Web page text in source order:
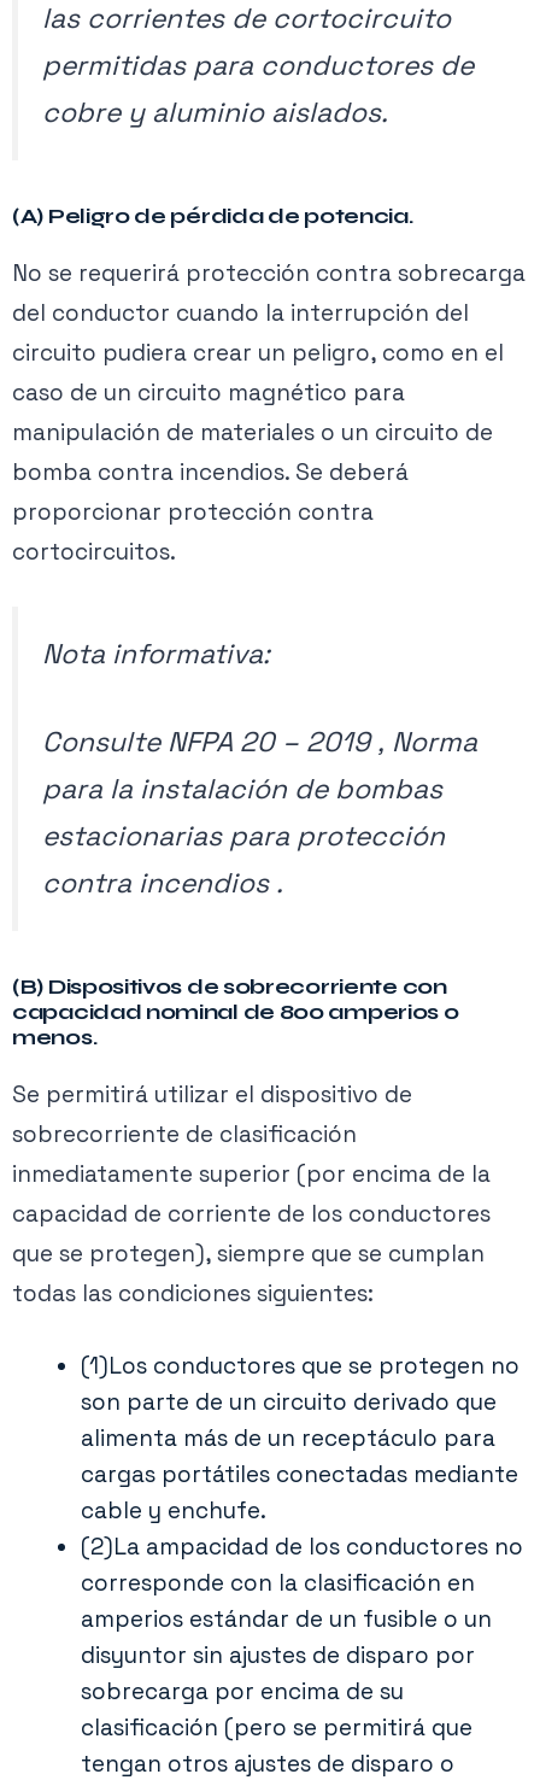
las corrientes de cortocircuito
permitidas para conductores de
cobre y aluminio aislados.
(A) Peligro de pérdida de potencia.
No se requerirá protección contra sobrecarga
del conductor cuando la interrupción del
circuito pudiera crear un peligro, como en el
caso de un circuito magnético para
manipulación de materiales o un circuito de
bomba contra incendios. Se deberá
proporcionar protección contra
cortocircuitos.
Nota informativa:
Consulte NFPA 20 – 2019 , Norma
para la instalación de bombas
estacionarias para protección
contra incendios.
(B) Dispositivos de sobrecorriente con
capacidad nominal de 800 amperios o
menos.
Se permitirá utilizar el dispositivo de
sobrecorriente de clasificación
inmediatamente superior (por encima de la
capacidad de corriente de los conductores
que se protegen), siempre que se cumplan
todas las condiciones siguientes:
(1)Los conductores que se protegen no
son parte de un circuito derivado que
alimenta más de un receptáculo para
cargas portátiles conectadas mediante
cable y enchufe.
(2)La ampacidad de los conductores no
corresponde con la clasificación en
amperios estándar de un fusible o un
disyuntor sin ajustes de disparo por
sobrecarga por encima de su
clasificación (pero se permitirá que
tengan otros ajustes de disparo o